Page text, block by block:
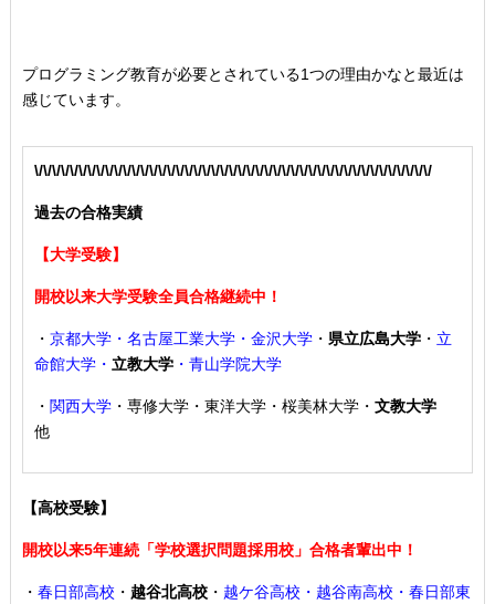
プログラミング教育が必要とされている1つの理由かなと最近は
感じています。
\/\/\/\/\/\/\/\/\/\/\/\/\/\/\/\/\/\/\/\/\/\/\/\/\/\/\/\/\/\/\/\/\/\/\/\/\/\/\/\/\/\/\/\/\/
過去の合格実績
【大学受験】
開校以来大学受験全員合格継続中！
・ 京都大学・名古屋工業大学・金沢大学・ 県立広島大学・ 立
命館大学・ 立教大学・青山学院大学
・ 関西大学・専修大学・東洋大学・桜美林大学・ 文教大学
他
【高校受験】
開校以来5年連続「学校選択問題採用校」合格者輩出中！
・ 春日部高校 ・ 越谷北高校・ 越ケ谷高校・越谷南高校・春日部東